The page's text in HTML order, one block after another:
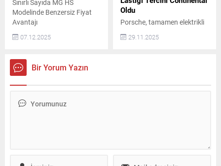
Sınırlı Sayıda MG HS
Modelinde Benzersiz Fiyat
Avantajı
07.12.2025
Oldu
Porsche, tamamen elektrikli
SUV modeli Macan için yaz
ve kış lastiği tercihini
29.11.2025
Bir Yorum Yazın